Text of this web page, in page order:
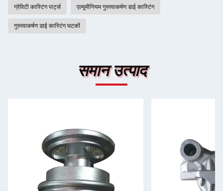
ग्रेविटी कास्टिंग पार्ट्स एल्यूमीनियम गुरुत्वाकर्षण डाई कास्टिंग
गुरुत्वाकर्षण डाई कास्टिंग घटकों
समान उत्पाद